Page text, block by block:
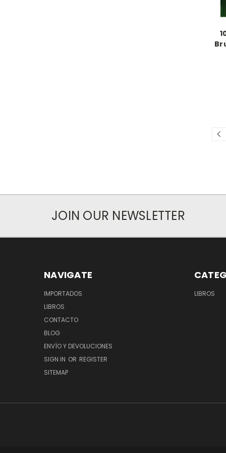
JOIN OUR NEWSLETTER
NAVIGATE
IMPORTADOS
LIBROS
CONTACTO
BLOG
ENVÍO Y DEVOLUCIONES
SIGN IN OR REGISTER
SITEMAP
LIBROS